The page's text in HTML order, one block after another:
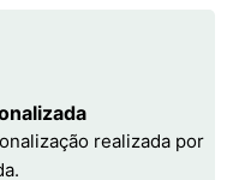
realizada por